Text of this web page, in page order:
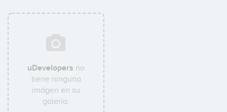
uDevelopers no
tiene ninguna
imágen en su
galería.